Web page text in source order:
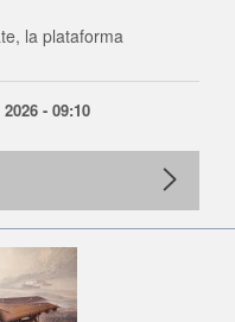
la plataforma
- 09:10